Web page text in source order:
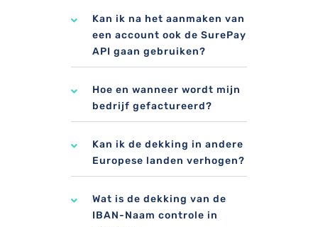
Kan ik na het aanmaken van
een account ook de SurePay
API gaan gebruiken?
Hoe en wanneer wordt mijn
bedrijf gefactureerd?
Kan ik de dekking in andere
Europese landen verhogen?
Wat is de dekking van de
IBAN-Naam controle in